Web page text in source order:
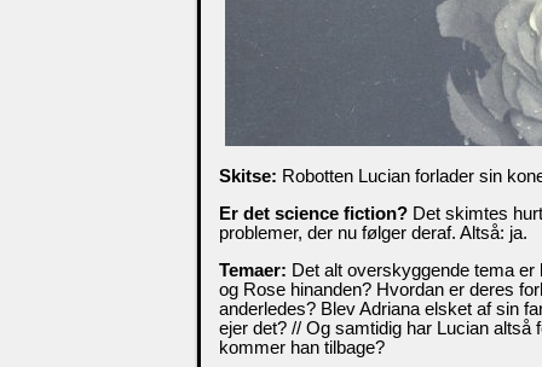
Skitse: Robotten Lucian forlader sin
Er det science fiction? Det skimtes
problemer, der nu følger deraf. Altså: ja.
Temaer: Det alt overskyggende tema
og Rose hinanden? Hvordan er deres
anderledes? Blev Adriana elsket af sin
ejer det? // Og samtidig har Lucian
kommer han tilbage?